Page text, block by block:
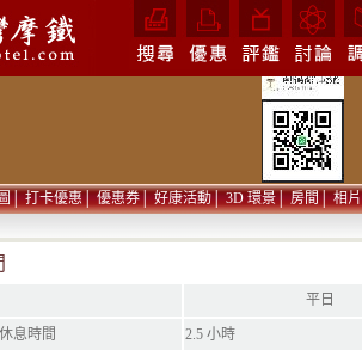
│打卡優惠│優惠券│好康活動│3D 環景│房間│相片
平日
休息時間 2.5 小時